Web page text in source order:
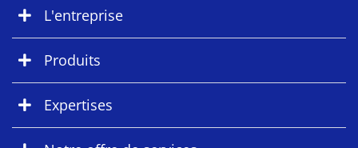
L'entreprise
Produits
Expertises